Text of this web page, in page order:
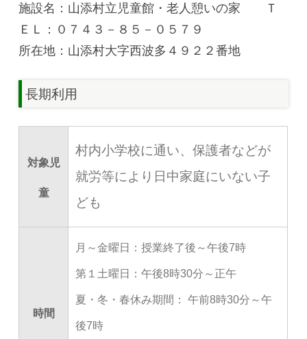
施設名：山添村立児童館・老人憩いの家 Ｔ
ＥＬ：０７４３－８５－０５７９
所在地：山添村大字西波多４９２２番地
長期利用
対象児
童
村内小学校に通い、保護者などが
就労等により日中家庭にいない子
ども
時間
月～金曜日：授業終了後～午後7時
第１土曜日：午後8時30分～正午
夏・冬・春休み期間： 午前8時30分～午
後7時